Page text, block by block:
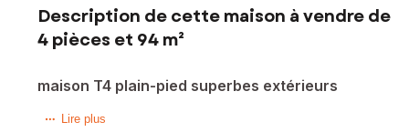
Description de cette maison à vendre de
4 pièces et 94 m²
maison T4 plain-pied superbes extérieurs
Située à proximité immédiate des écoles, commerces et
Lire plus